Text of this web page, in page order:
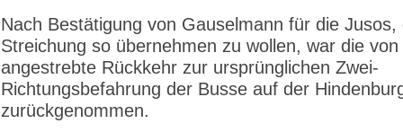
Nach Bestätigung von Gauselmann für die Jusos,
Streichung so übernehmen zu wollen, war die von
angestrebte Rückkehr zur ursprünglichen Zwei-
Richtungsbefahrung der Busse auf der
zurückgenommen.